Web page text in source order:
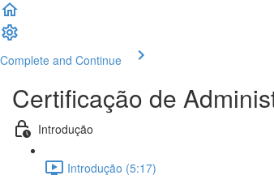
Complete and Continue
Certificação de
Introdução
Introdução (5:17)